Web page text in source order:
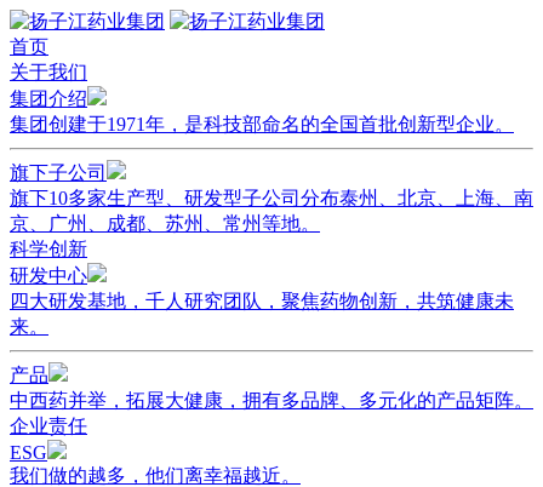
首页
关于我们
集团介绍
集团创建于1971年，是科技部命名的全国首批创新型企业。
旗下子公司
旗下10多家生产型、研发型子公司分布泰州、北京、上海、南
京、广州、成都、苏州、常州等地。
科学创新
研发中心
四大研发基地，千人研究团队，聚焦药物创新，共筑健康未
来。
产品
中西药并举，拓展大健康，拥有多品牌、多元化的产品矩阵。
企业责任
ESG
我们做的越多，他们离幸福越近。